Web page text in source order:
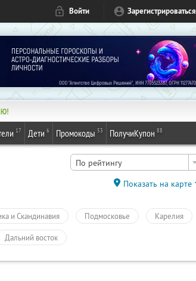
Войти Зарегистрироваться
17 Дети 6 Промокоды 53 ПолучиКупон 88
По рейтингу
Показать на карте
и Скандинавия Подмосковье Карелия
Дальний восток